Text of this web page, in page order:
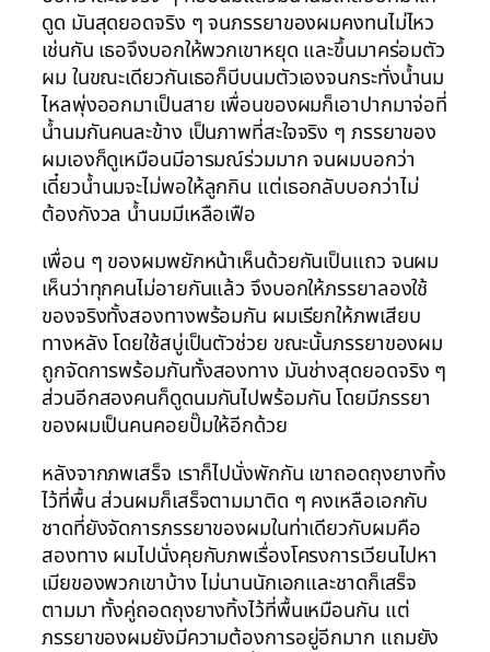
ดูด มันสุดยอดจริง ๆ จนภรรยาของผมคงทนไม่ไหว
เช่นกัน เธอจึงบอกให้พวกเขาหยุด และขึ้นมาคร่อมตัว
ผม ในขณะเดียวกันเธอก็บีบนมตัวเองจนกระทั่งน้ำนม
ไหลพุ่งออกมาเป็นสาย เพื่อนของผมก็เอาปากมาจ่อที่
น้ำนมกันคนละข้าง เป็นภาพที่สะใจจริง ๆ ภรรยาของ
ผมเองก็ดูเหมือนมีอารมณ์ร่วมมาก จนผมบอกว่า
เดี๋ยวน้ำนมจะไม่พอให้ลูกกิน แต่เธอกลับบอกว่าไม่
ต้องกังวล น้ำนมมีเหลือเฟือ
เพื่อน ๆ ของผมพยักหน้าเห็นด้วยกันเป็นแถว จนผม
เห็นว่าทุกคนไม่อายกันแล้ว จึงบอกให้ภรรยาลองใช้
ของจริงทั้งสองทางพร้อมกัน ผมเรียกให้ภพเสียบ
ทางหลัง โดยใช้สบู่เป็นตัวช่วย ขณะนั้นภรรยาของผม
ถูกจัดการพร้อมกันทั้งสองทาง มันช่างสุดยอดจริง ๆ
ส่วนอีกสองคนก็ดูดนมกันไปพร้อมกัน โดยมีภรรยา
ของผมเป็นคนคอยปั๊มให้อีกด้วย
หลังจากภพเสร็จ เราก็ไปนั่งพักกัน เขาถอดถุงยางทิ้ง
ไว้ที่พื้น ส่วนผมก็เสร็จตามมาติด ๆ คงเหลือเอกกับ
ชาดที่ยังจัดการภรรยาของผมในท่าเดียวกับผมคือ
สองทาง ผมไปนั่งคุยกับภพเรื่องโครงการเวียนไปหา
เมียของพวกเขาบ้าง ไม่นานนักเอกและชาดก็เสร็จ
ตามมา ทั้งคู่ถอดถุงยางทิ้งไว้ที่พื้นเหมือนกัน แต่
ภรรยาของผมยังมีความต้องการอยู่อีกมาก แถมยัง